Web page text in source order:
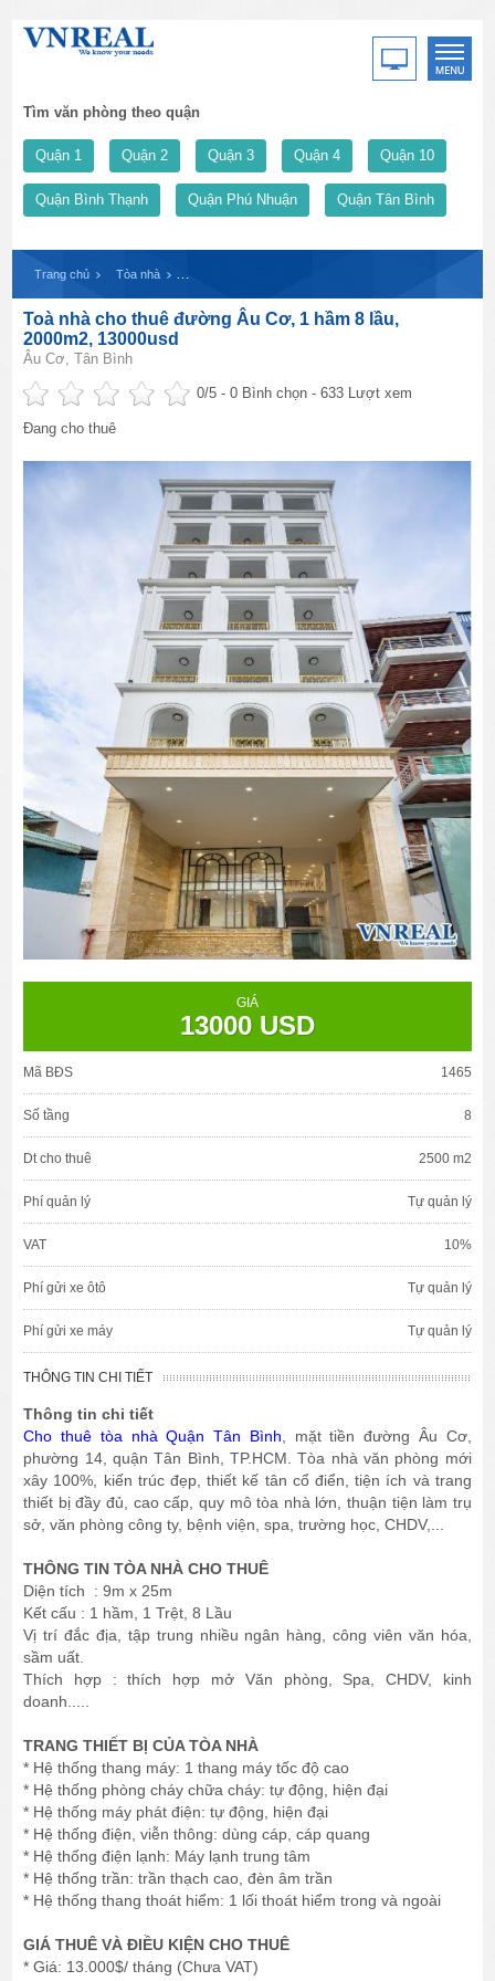
Tìm văn phòng theo quận
Quận 1 Quận 2 Quận 3 Quận 4 Quận 10
Quận Bình Thạnh Quận Phú Nhuận Quận Tân Bình
Trang chủ Tòa nhà
Toà nhà cho thuê đường Âu Cơ, 1 hầm 8 lầu,
2000m2, 13000usd
Âu Cơ, Tân Bình
0/5 -0 Bình chọn - 633 Lượt xem
Đang cho thuê
GIÁ
13000 USD
Mã BĐS 1465
Số tầng 8
Dt cho thuê 2500 m2
Phí quản lý Tự quản lý
VAT 10%
Phí gửi xe ôtô Tự quản lý
Phí gửi xe máy Tự quản lý
THÔNG TIN CHI TIẾT
Thông tin chi tiết
Cho thuê tòa nhà Quận Tân Bình , mặt tiền đường Âu Cơ,
phường 14, quận Tân Bình, TP.HCM. Tòa nhà văn phòng mới
xây 100%, kiến trúc đẹp, thiết kế tân cổ điển, tiện ích và trang
thiết bị đầy đủ, cao cấp, quy mô tòa nhà lớn, thuận tiện làm trụ
sở, văn phòng công ty, bệnh viện, spa, trường học, CHDV,...
THÔNG TIN TÒA NHÀ CHO THUÊ
Diện tích : 9m x 25m
Kết cấu : 1 hầm, 1 Trệt, 8 Lầu
Vị trí đắc địa, tập trung nhiều ngân hàng, công viên văn hóa,
sầm uất.
Thích hợp : thích hợp mở Văn phòng, Spa, CHDV, kinh
doanh.....
TRANG THIẾT BỊ CỦA TÒA NHÀ
* Hệ thống thang máy: 1 thang máy tốc độ cao
* Hệ thống phòng cháy chữa cháy: tự động, hiện đại
* Hệ thống máy phát điện: tự động, hiện đại
* Hệ thống điện, viễn thông: dùng cáp, cáp quang
* Hệ thống điện lạnh: Máy lạnh trung tâm
* Hệ thống trần: trần thạch cao, đèn âm trần
* Hệ thống thang thoát hiểm: 1 lối thoát hiểm trong và ngoài
GIÁ THUÊ VÀ ĐIỀU KIỆN CHO THUÊ
* Giá: 13.000$/ tháng (Chưa VAT)